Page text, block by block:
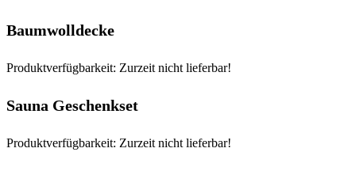
Baumwolldecke
Produktverfügbarkeit: Zurzeit nicht lieferbar!
Sauna Geschenkset
Produktverfügbarkeit: Zurzeit nicht lieferbar!